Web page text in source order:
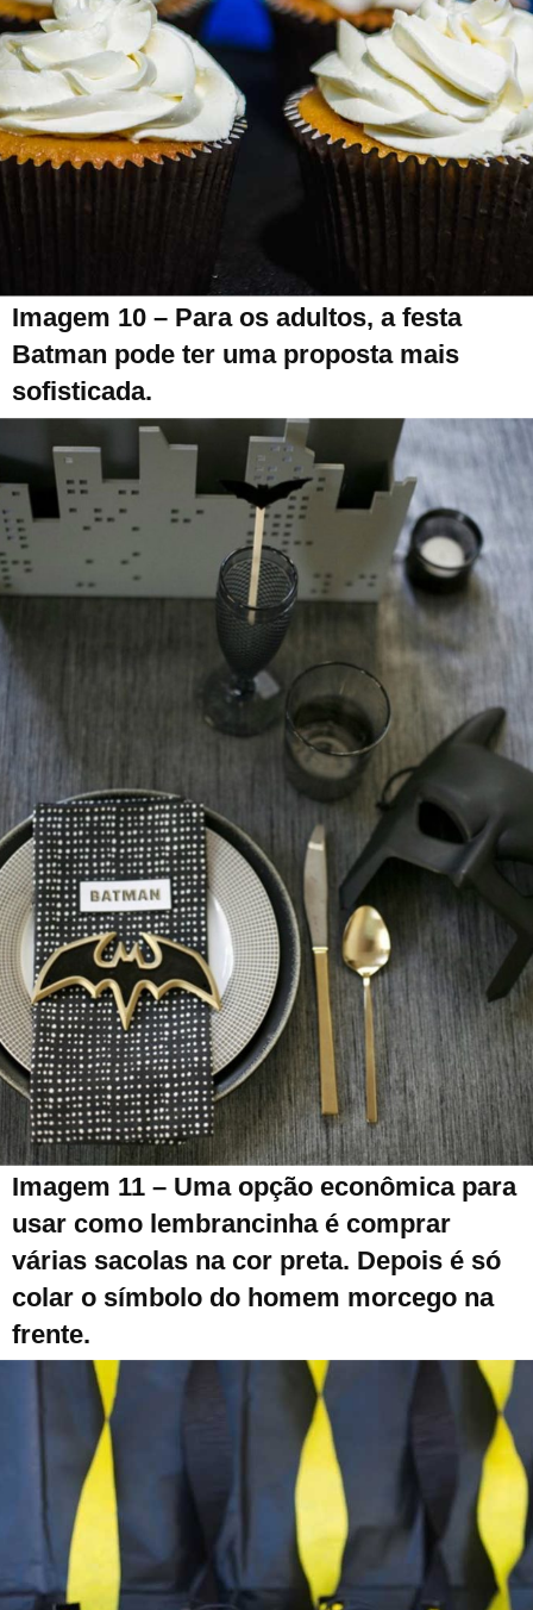
Imagem 10 – Para os adultos, a festa
Batman pode ter uma proposta mais
sofisticada.
Imagem 11 – Uma opção econômica para
usar como lembrancinha é comprar
várias sacolas na cor preta. Depois é só
colar o símbolo do homem morcego na
frente.